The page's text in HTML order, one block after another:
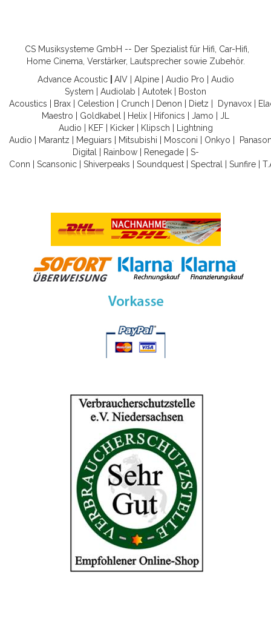
CS Musiksysteme GmbH -- Der Spezialist für Hifi, Car-Hifi,
Home Cinema, Verstärker, Lautsprecher sowie Zubehör.
Advance Acoustic
AIV| Alpine| Audio Pro
Audio
System
Audiolab Autotek
Boston
Acoustics
Brax Celestion Crunch Denon Dietz Dynavox
Maestro
Goldkabel Helix Hifonics Jamo
JL
Audio
KEF| Kicker| Klipsch
Lightning
Audio
Marantz Meguiars Mitsubishi Mosconi Onkyo
Digital| Rainbow| Renegade| S-
Conn
Scansonic Shiverpeaks Soundquest Spectral Sunfire